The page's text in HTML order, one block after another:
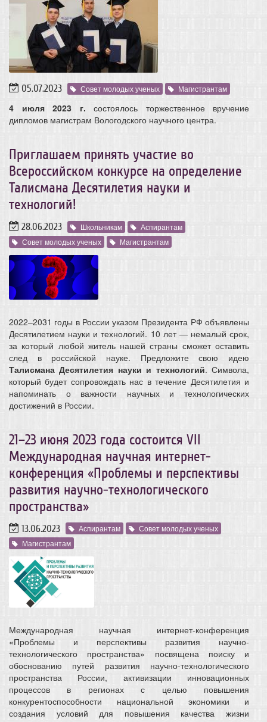
05.07.2023 Совет молодых ученых Магистрантам
4 июля 2023 г. состоялось торжественное вручение
дипломов магистрам Вологодского научного центра.
Приглашаем принять участие во
Всероссийском конкурсе на определение
Талисмана Десятилетия науки и
технологий!
28.06.2023 Школьникам
Аспирантам
Совет молодых ученых
Магистрантам
2022–2031 годы в России указом Президента РФ объявлены
Десятилетием науки и технологий. 10 лет — немалый срок,
за который любой житель нашей страны сможет оставить
след в российской науке. Предложите свою идею
Талисмана Десятилетия науки и технологий. Символа,
который будет сопровождать нас в течение Десятилетия и
напоминать о важности научных и технологических
достижений в России.
21–23 июня 2023 года состоится VII
Международная научная интернет-
конференция «Проблемы и перспективы
развития научно-технологического
пространства»
13.06.2023 Аспирантам
Совет молодых ученых
Магистрантам
Международная научная интернет-конференция
«Проблемы и перспективы развития научно-
технологического пространства» посвящена поиску и
обоснованию путей развития научно-технологического
пространства России, активизации инновационных
процессов в регионах с целью повышения
конкурентоспособности национальной экономики и
создания условий для повышения качества жизни